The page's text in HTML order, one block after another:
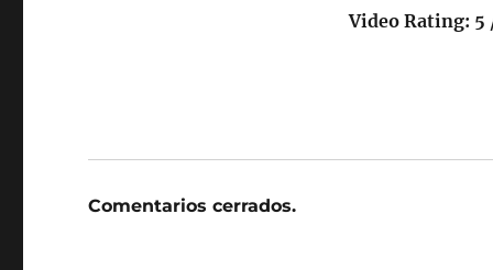
Video Rating: 5
Comentarios cerrados.